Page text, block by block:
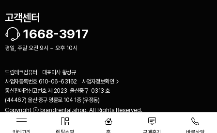
고객센터
1668-3917
평일, 주말 오전 9시 ~ 오후 10시
드림테크컴퓨터 대표이사 황성규
사업자등록번호 610-06-63162
사업자정보확인
통신판매업신고번호 제 2023-울산중구-0313 호
(44467) 울산 중구 명륜로 104 1층 (우정동)
Copyright ⓒ brandrental.shop. All Rights Reserved.
비교하기(0)